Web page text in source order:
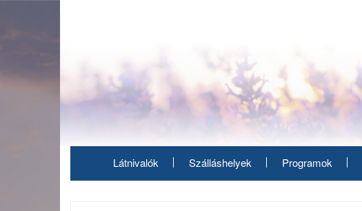
Látnivalók Szálláshelyek Programok